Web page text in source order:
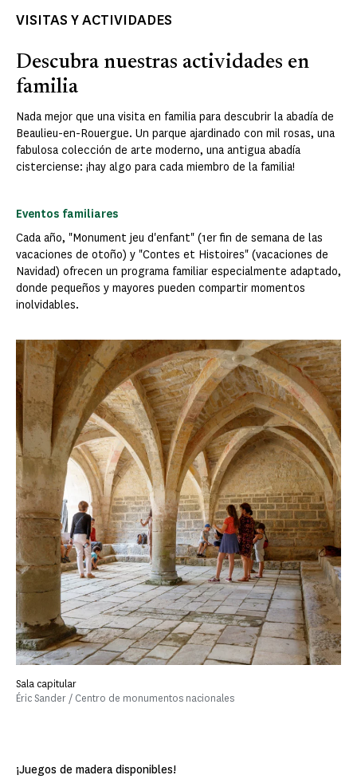
VISITAS Y ACTIVIDADES
Descubra nuestras actividades en
familia
Nada mejor que una visita en familia para descubrir la abadía de
Beaulieu-en-Rouergue. Un parque ajardinado con mil rosas, una
fabulosa colección de arte moderno, una antigua abadía
cisterciense: ¡hay algo para cada miembro de la familia!
Eventos familiares
Cada año, "Monument jeu d'enfant" (1er fin de semana de las
vacaciones de otoño) y "Contes et Histoires" (vacaciones de
Navidad) ofrecen un programa familiar especialmente adaptado,
donde pequeños y mayores pueden compartir momentos
inolvidables.
Sala capitular
Éric Sander / Centro de monumentos nacionales
¡Juegos de madera disponibles!